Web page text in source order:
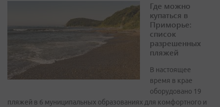
Где можно
купаться в
Приморье:
список
разрешенных
пляжей
В настоящее
время в крае
оборудовано 19
пляжей в 6 муниципальных образованиях для комфортного и